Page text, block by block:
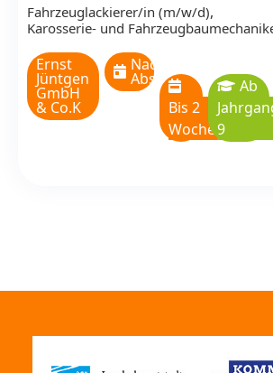
Fahrzeuglackierer/in (m/w/d),
Karosserie- und
Ernst
Jüntgen
GmbH
& Co.K
Nach
Absprache
Bis 2
Wochen
Ab
9